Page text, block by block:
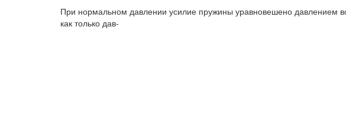
При нормальном давлении усилие пружины уравновешено давлением
как только дав-